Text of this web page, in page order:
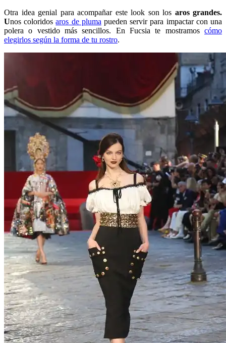
Otra idea genial para acompañar este look son los aros grandes.
Unos coloridosaros de pluma pueden servir para impactar con una
polera o vestido más sencillos. En Fucsia te mostramos cómo
elegirlos según la forma de tu rostro.